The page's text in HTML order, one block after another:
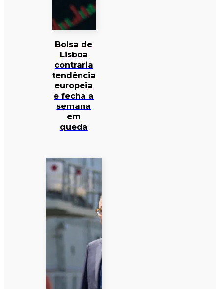
Bolsa de
Lisboa
contraria
tendência
europeia
e fecha a
semana
em
queda